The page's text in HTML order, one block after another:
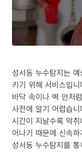
성서동 누수탐지는
키기 위해 서비스입니
바닥 속이나 벽 안처
사전에 알기 어렵습니
시간이 지날수록 악
어나기 때문에 신속
성서동 누수탐지를